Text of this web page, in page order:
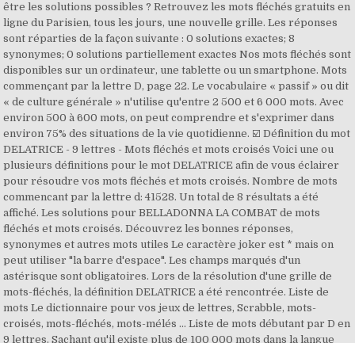
être les solutions possibles ? Retrouvez les mots fléchés gratuits en
ligne du Parisien, tous les jours, une nouvelle grille. Les réponses
sont réparties de la façon suivante : 0 solutions exactes; 8
synonymes; 0 solutions partiellement exactes Nos mots fléchés sont
disponibles sur un ordinateur, une tablette ou un smartphone. Mots
commençant par la lettre D, page 22. Le vocabulaire « passif » ou dit
« de culture générale » n'utilise qu'entre 2 500 et 6 000 mots. Avec
environ 500 à 600 mots, on peut comprendre et s'exprimer dans
environ 75% des situations de la vie quotidienne. ☑️ Définition du mot
DELATRICE - 9 lettres - Mots fléchés et mots croisés Voici une ou
plusieurs définitions pour le mot DELATRICE afin de vous éclairer
pour résoudre vos mots fléchés et mots croisés. Nombre de mots
commencant par la lettre d: 41528. Un total de 8 résultats a été
affiché. Les solutions pour BELLADONNA LA COMBAT de mots
fléchés et mots croisés. Découvrez les bonnes réponses,
synonymes et autres mots utiles Le caractère joker est * mais on
peut utiliser "la barre d'espace". Les champs marqués d'un
astérisque sont obligatoires. Lors de la résolution d'une grille de
mots-fléchés, la définition DELATRICE a été rencontrée. Liste de
mots Le dictionnaire pour vos jeux de lettres, Scrabble, mots-
croisés, mots-fléchés, mots-mélés ... Liste de mots débutant par D en
9 lettres. Sachant qu'il existe plus de 100 000 mots dans la langue